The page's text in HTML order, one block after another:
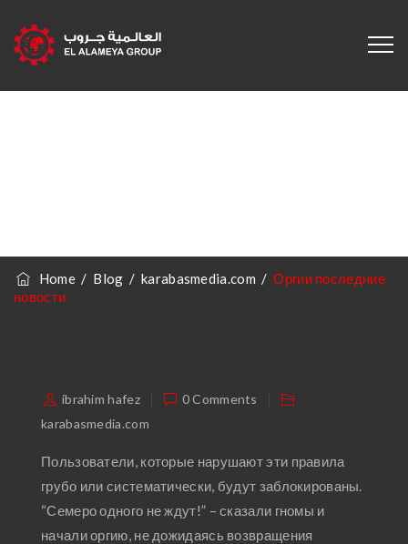
Home/ Blog /karabasmedia.com /Оргии последние
новости
ibrahim hafez
0 Comments
karabasmedia.com
Пользователи, которые нарушают эти правила
грубо или систематически, будут заблокированы.
“Семеро одного не ждут!” – сказали гномы и
начали оргию, не дожидаясь возвращения